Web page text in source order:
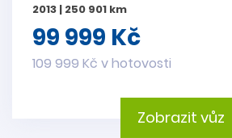
2013 | 250 901 km
99 999 Kč
109 999 Kč v hotovosti
Zobrazit vůz